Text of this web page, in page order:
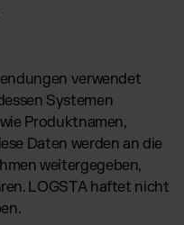
verwendet
Systemen
Produktnamen,
Daten werden an die
weitergegeben,
LOGSTA haftet nicht